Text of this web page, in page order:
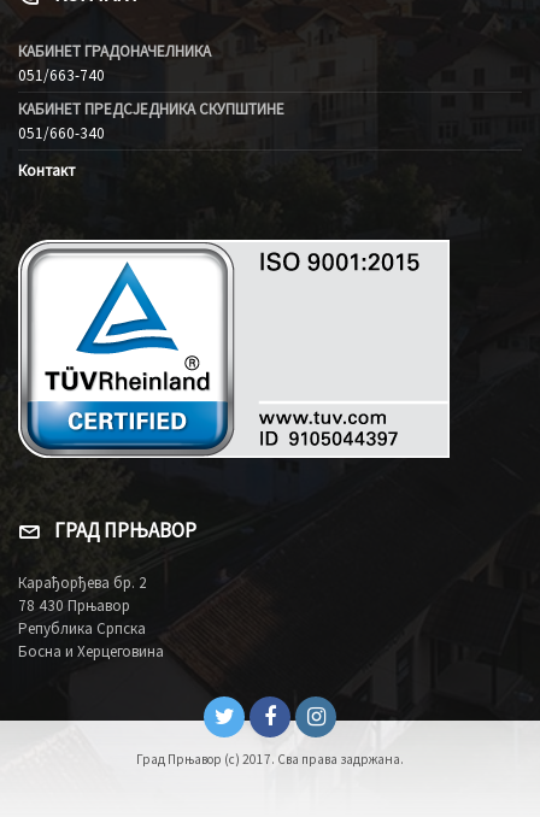
КАБИНЕТ ГРАДОНАЧЕЛНИКА
051/663-740
КАБИНЕТ ПРЕДСЈЕДНИКА СКУПШТИНЕ
051/660-340
Контакт
ГРАД ПРЊАВОР
Карађорђева бр. 2
78 430 Прњавор
Република Српска
Босна и Херцеговина
Град Прњавор (c) 2017. Сва права задржана.